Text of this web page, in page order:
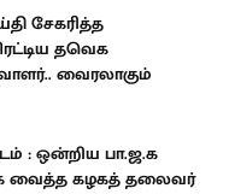
சேகரித்த
தவெக
வைரலாகும்
: ஒன்றிய பா.ஜ.க
வைத்த கழகத் தலைவர்